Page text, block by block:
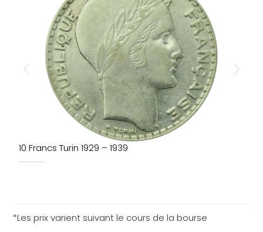
10 Francs Turin 1929 – 1939
*Les prix varient suivant le cours de la bourse